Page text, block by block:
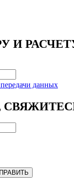
И
данных